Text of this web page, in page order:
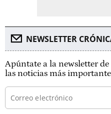
NEWSLETTER
Apúntate a la newsletter
las noticias más